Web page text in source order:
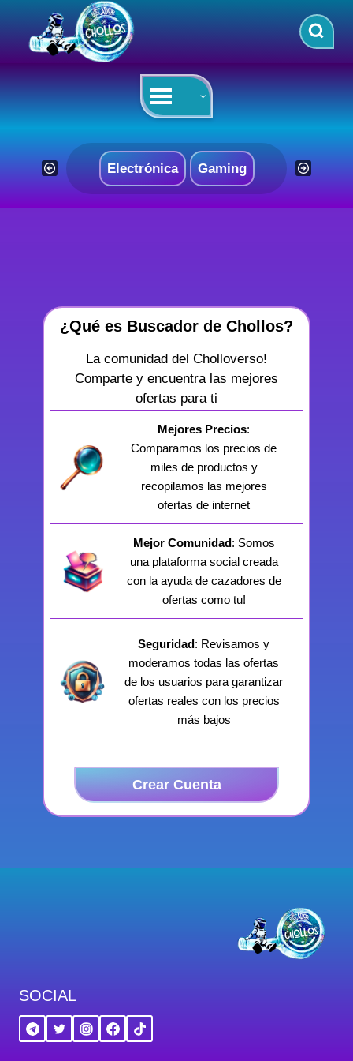
contenido
Electrónica Gaming
¿Qué es Buscador de Chollos?
La comunidad del Cholloverso!
Comparte y encuentra las mejores
ofertas para ti
Mejores Precios:
Comparamos los precios de
miles de productos y
recopilamos las mejores
ofertas de internet
Mejor Comunidad: Somos
una plataforma social creada
con la ayuda de cazadores de
ofertas como tu!
Seguridad: Revisamos y
moderamos todas las ofertas
de los usuarios para garantizar
ofertas reales con los precios
más bajos
Crear Cuenta
SOCIAL